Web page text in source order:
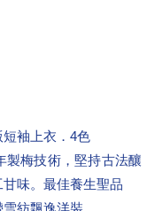
袖上衣．4色
製梅技術，堅持古法釀
味。最佳養生聖品
紡飄逸洋裝